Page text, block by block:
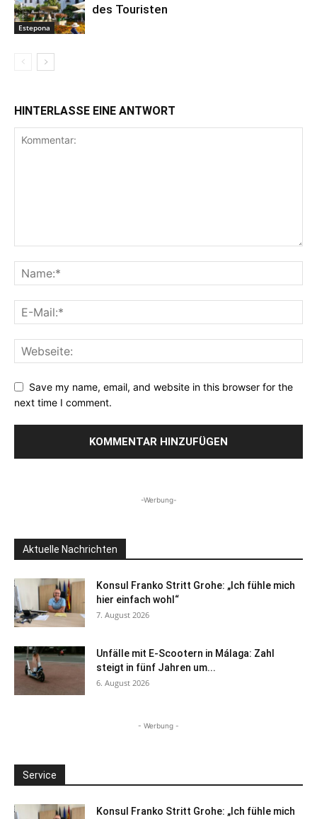
Estepona
des Touristen
HINTERLASSE EINE ANTWORT
Save my name, email, and website in this browser for the
next time I comment.
-Werbung-
Aktuelle Nachrichten
Konsul Franko Stritt Grohe: „Ich fühle mich
hier einfach wohl“
7. August 2026
Unfälle mit E-Scootern in Málaga: Zahl
steigt in fünf Jahren um...
6. August 2026
- Werbung -
Service
Konsul Franko Stritt Grohe: „Ich fühle mich